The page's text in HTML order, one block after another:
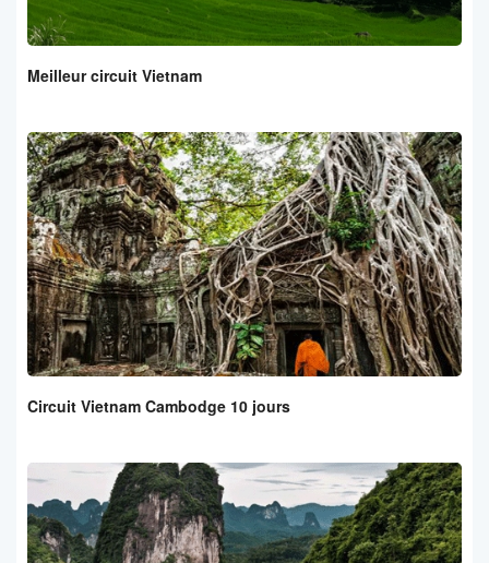
Meilleur circuit Vietnam
Circuit Vietnam Cambodge 10 jours